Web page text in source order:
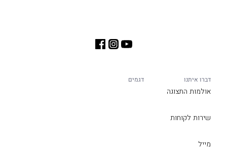
דברו איתנו
אולמות התצוגה
שירות לקוחות
מייל
דגמים